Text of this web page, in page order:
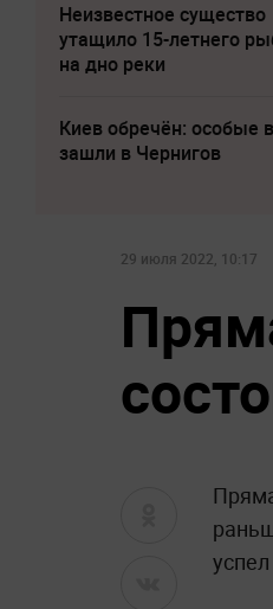
Неизвестное существо
утащило 15-летнего
на дно реки
Киев обречён: особые
зашли в Чернигов
29 июля 2022, 10:17